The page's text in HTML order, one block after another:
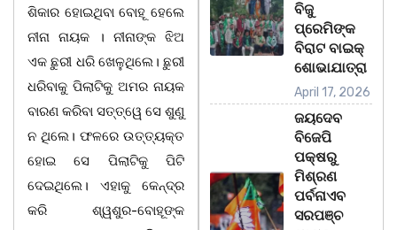
ଶିକାର ହୋଇଥିବା ବୋହୂ ହେଲେ
ନୀନା ନାୟକ । ନୀନାଙ୍କ ଝିଅ
ଏକ ଛୁରୀ ଧରି ଖେଳୁଥିଲେ। ଛୁରୀ
ଧରିବାକୁ ପିଲାଟିକୁ ଅମର ନାୟକ
ବାରଣ କରିବା ସତ୍ତ୍ୱେ ସେ ଶୁଣୁ
ନ ଥିଲେ। ଫଳରେ ଉତ୍ତ୍ୟକ୍ତ
ହୋଇ ସେ ପିଲାଟିକୁ ପିଟି
ଦେଇଥିଲେ। ଏହାକୁ କେନ୍ଦ୍ର
କରି ଶ୍ୱଶୁର-ବୋହୂଙ୍କ
ବିଜୁ
ପ୍ରେମିଙ୍କ
ବିରାଟ ବାଇକ୍
ଶୋଭାଯାତ୍ରା
April 17, 2026
ଜୟଦେବ
ବିଜେପି
ପକ୍ଷରୁ
ମିଶ୍ରଣ
ପର୍ବନାଏବ
ସରପଞ୍ଚ